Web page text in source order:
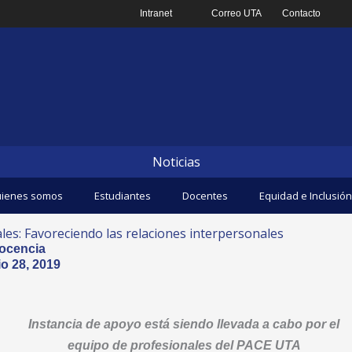
Intranet Correo UTA Contacto
Noticias
somos Estudiantes Docentes Equidad e Inclusión
Favoreciendo las relaciones interpersonales
28, 2019
Instancia de apoyo está siendo llevada a cabo por el
equipo de profesionales del PACE UTA